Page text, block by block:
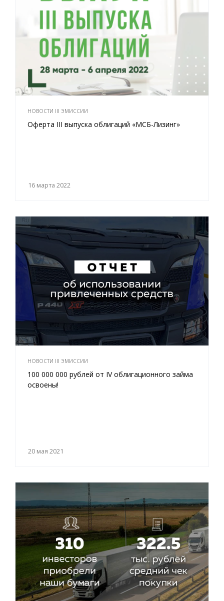
НОВОСТИ III ЭМИССИИ
Оферта III выпуска облигаций «МСБ-Лизинг»
16 марта 2022
НОВОСТИ III ЭМИССИИ
100 000 000 рублей от IV облигационного займа
освоены!
20 мая 2021